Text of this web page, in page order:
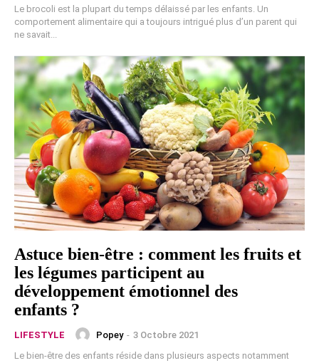
Le brocoli est la plupart du temps délaissé par les enfants. Un
comportement alimentaire qui a toujours intrigué plus d’un parent qui
ne savait...
Astuce bien-être : comment les fruits et
les légumes participent au
développement émotionnel des
enfants ?
LIFESTYLE Popey - 3 Octobre 2021
Le bien-être des enfants réside dans plusieurs aspects notamment